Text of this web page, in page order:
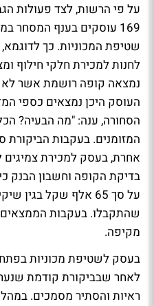
על פי הרשות, לצד פעולות
169 עוסקים בענף המסחר
שטיפת המכוניות. כך
לחנות למכירת חלקי חילוף
נמצאה קופה רושמת אשר
העוסק היכן נמצאים כספי
הסחורה, ענה: "מה הבעיה?
המזומנים. בעקבות הביקורת
אחרת, בעסק למכירת צמיגים
בדיקת הקופה וחשבון הבנק
על סך 65 אלף שקל
שהתקבלו. בעקבות
מקיפה.
בעסק לשטיפת מכוניות
לאחר שבביקורת קודמת
ראיות והסתיר מסמכים.